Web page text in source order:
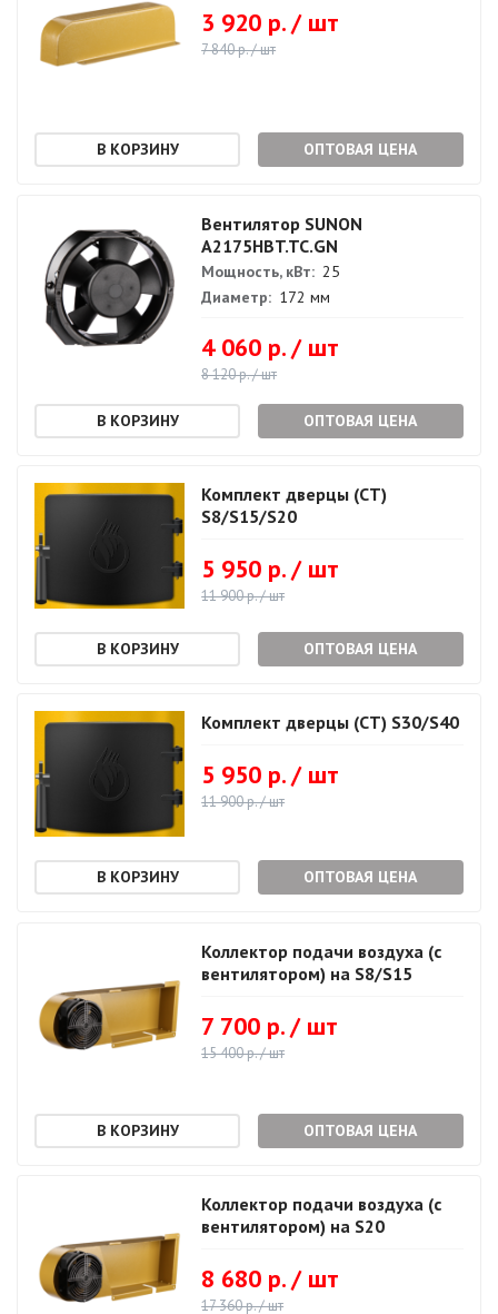
3 920 р. / шт
7 840 р. / шт
ОПТОВАЯ ЦЕНА
Вентилятор SUNON
A2175HBT.TC.GN
Мощность, кВт: 25
Диаметр: 172 мм
4 060 р. / шт
8 120 р. / шт
ОПТОВАЯ ЦЕНА
Комплект дверцы (СТ)
S8/S15/S20
5 950 р. / шт
11 900 р. / шт
ОПТОВАЯ ЦЕНА
Комплект дверцы (СТ) S30/S40
5 950 р. / шт
11 900 р. / шт
ОПТОВАЯ ЦЕНА
Коллектор подачи воздуха (с
вентилятором) на S8/S15
7 700 р. / шт
15 400 р. / шт
ОПТОВАЯ ЦЕНА
Коллектор подачи воздуха (с
вентилятором) на S20
8 680 р. / шт
17 360 р. / шт